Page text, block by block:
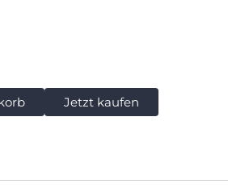
Jetzt kaufen